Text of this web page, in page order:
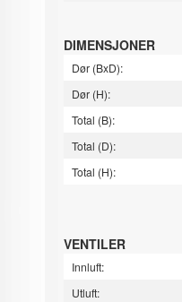
DIMENSJONER
Dør (BxD):
Dør (H):
Total (B):
Total (D):
Total (H):
VENTILER
Innluft:
Utluft: